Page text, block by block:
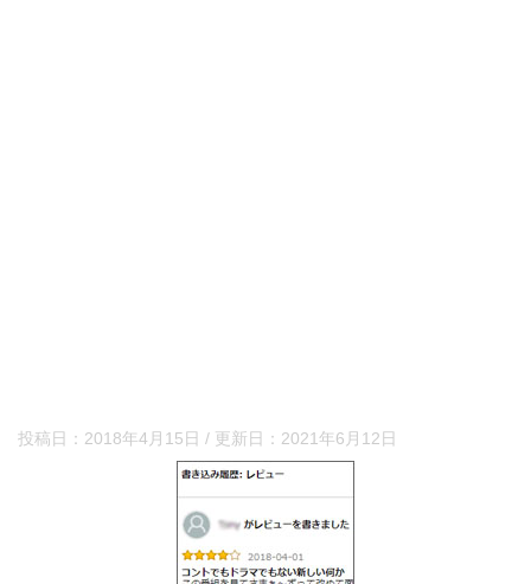
投稿日： 2018年4月15日 / 更新日： 2021年6月12日